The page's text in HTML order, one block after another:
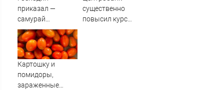
приказал —
самурай
исполнил: почему
японцы забыли,
кто сжег
Хиросиму
существенно
повысил курс
Картошку и
помидоры,
зараженные